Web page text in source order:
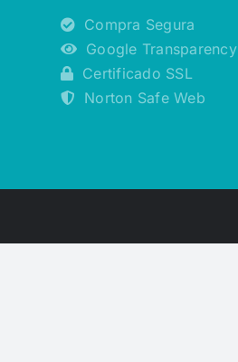
Compra Segura
Google Transparency
Certificado SSL
Norton Safe Web